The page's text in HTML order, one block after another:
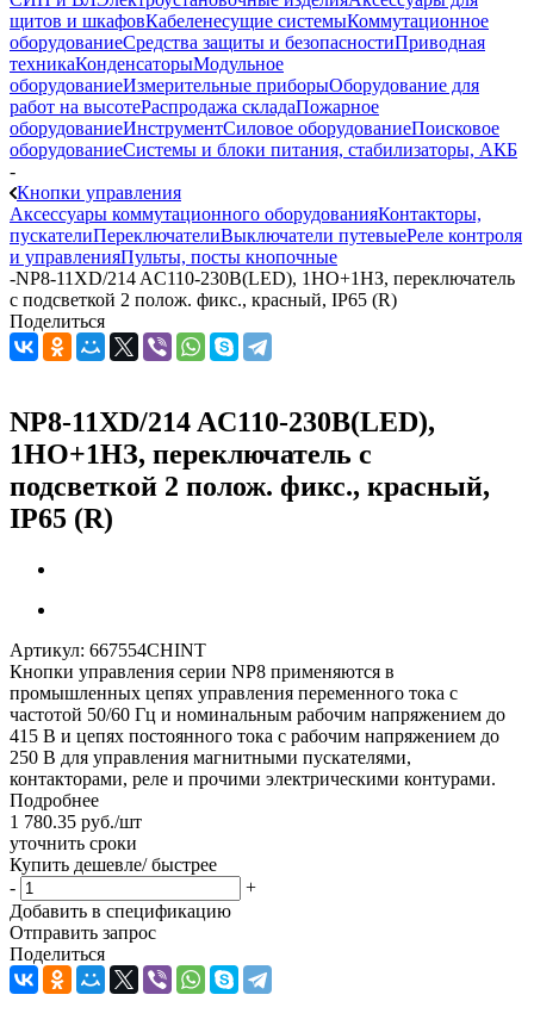
щитов и шкафовКабеленесущие системыКоммутационное
оборудованиеСредства защиты и безопасностиПриводная
техникаКонденсаторыМодульное
оборудованиеИзмерительные приборыОборудование для
работ на высотеРаспродажа складаПожарное
оборудованиеИнструментСиловое оборудованиеПоисковое
оборудованиеСистемы и блоки питания, стабилизаторы, АКБ
-
Кнопки управления
Аксессуары коммутационного оборудованияКонтакторы,
пускателиПереключателиВыключатели путевыеРеле контроля
и управленияПульты, посты кнопочные
-NP8-11XD/214 AC110-230В(LED), 1НО+1НЗ, переключатель
с подсветкой 2 полож. фикс., красный, IP65 (R)
Поделиться
NP8-11XD/214 AC110-230В(LED),
1НО+1НЗ, переключатель с
подсветкой 2 полож. фикс., красный,
IP65 (R)
Артикул: 667554CHINT
Кнопки управления серии NP8 применяются в
промышленных цепях управления переменного тока с
частотой 50/60 Гц и номинальным рабочим напряжением до
415 В и цепях постоянного тока с рабочим напряжением до
250 В для управления магнитными пускателями,
контакторами, реле и прочими электрическими контурами.
Подробнее
1 780.35 руб./шт
уточнить сроки
Купить дешевле/ быстрее
-
+
Добавить в спецификацию
Отправить запрос
Поделиться